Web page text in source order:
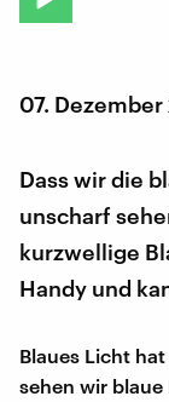
07. Dezember
Dass wir die
unscharf
kurzwellige
Handy und
Blaues Licht
sehen wir